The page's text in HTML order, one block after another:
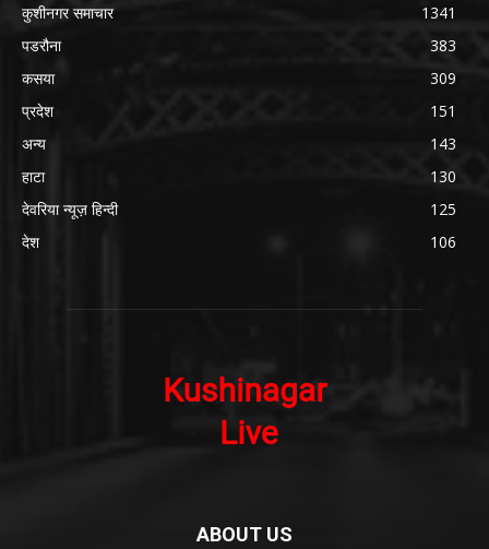
कुशीनगर समाचार
1341
पडरौना
383
कसया
309
प्रदेश
151
अन्य
143
हाटा
130
देवरिया न्यूज़ हिन्दी
125
देश
106
ABOUT US